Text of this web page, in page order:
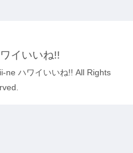
イいいね!!
ne ハワイいいね!! All Rights